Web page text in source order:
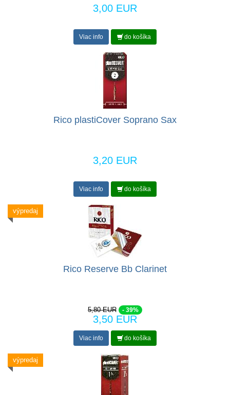
3,00 EUR
Viac info do košíka
Rico plastiCover Soprano Sax
3,20 EUR
Viac info do košíka
výpredaj
Rico Reserve Bb Clarinet
5,80 EUR - 39%
3,50 EUR
Viac info do košíka
výpredaj